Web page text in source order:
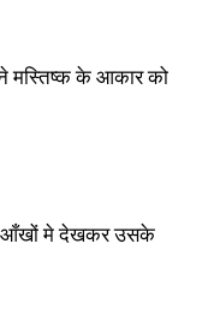
मस्तिष्क के आकार को
आँखों मे देखकर उसके